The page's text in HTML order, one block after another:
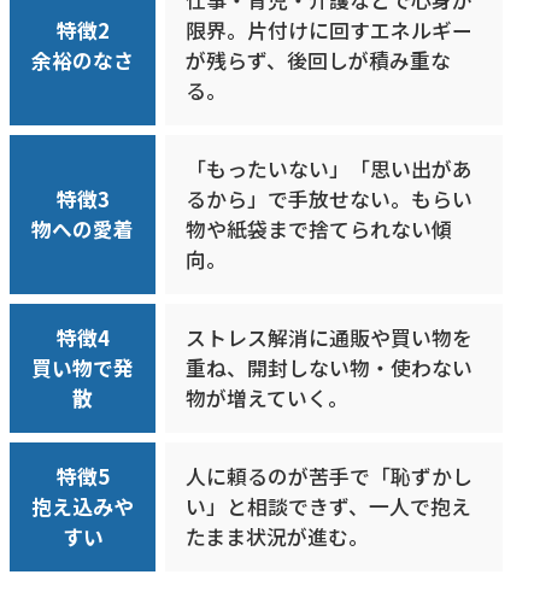
特徴2
余裕のなさ
限界。片付けに回すエネルギー
が残らず、後回しが積み重な
る。
特徴3
物への愛着
「もったいない」「思い出があ
るから」で手放せない。もらい
物や紙袋まで捨てられない傾
向。
特徴4
買い物で発
散
ストレス解消に通販や買い物を
重ね、開封しない物・使わない
物が増えていく。
特徴5
抱え込みや
すい
人に頼るのが苦手で「恥ずかし
い」と相談できず、一人で抱え
たまま状況が進む。